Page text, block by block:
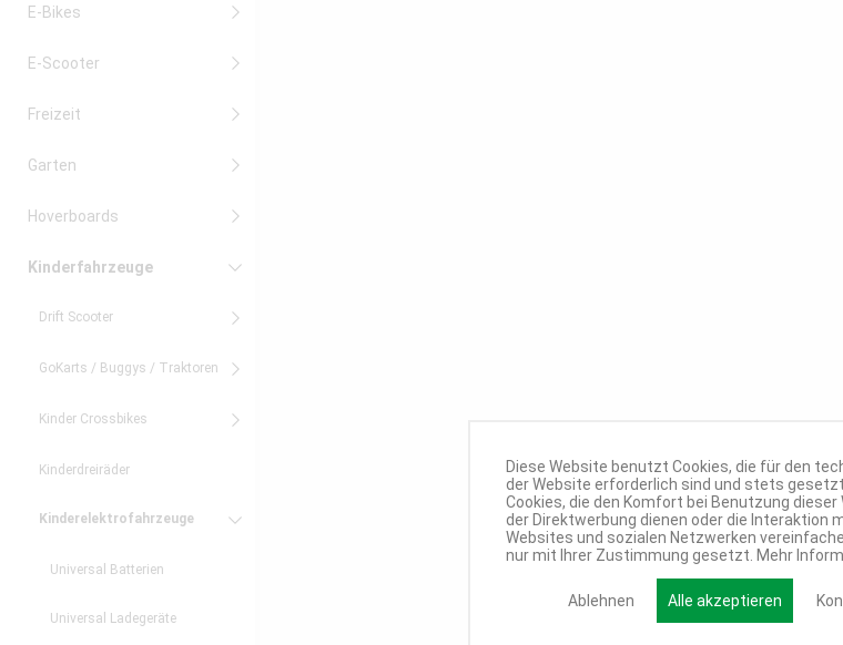
E-Bikes
E-Scooter
Freizeit
Garten
Hoverboards
Kinderfahrzeuge
Drift Scooter
GoKarts / Buggys / Traktoren
Kinder Crossbikes
Kinderdreiräder
Kinderelektrofahrzeuge
Universal Batterien
Universal Ladegeräte
Diese Website benutzt Cookies, die für den
der Website erforderlich sind und stets
Cookies, die den Komfort bei Benutzung dieser
der Direktwerbung dienen oder die Interaktion
Websites und sozialen Netzwerken
nur mit Ihrer Zustimmung gesetzt. Mehr
Ablehnen Alle akzeptieren